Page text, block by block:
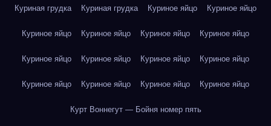
Куриная грудка Куриная грудка Куриное яйцо Куриное яйцо
Куриное яйцо Куриное яйцо Куриное яйцо Куриное яйцо
Куриное яйцо Куриное яйцо Куриное яйцо Куриное яйцо
Куриное яйцо Куриное яйцо Куриное яйцо Куриное яйцо
Курт Воннегут — Бойня номер пять